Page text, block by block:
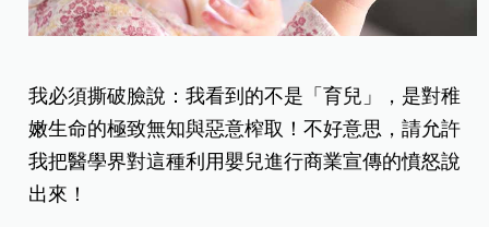
我必須撕破臉說：我看到的不是「育兒」，是對稚
嫩生命的極致無知與惡意榨取！不好意思，請允許
我把醫學界對這種利用嬰兒進行商業宣傳的憤怒說
出來！